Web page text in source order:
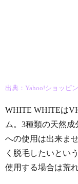
出典：Yahoo!ショッピ
WHITE WHITEは
ム。3種類の天然
への使用は出来ま
く脱毛したいとい
使用する場合は荒